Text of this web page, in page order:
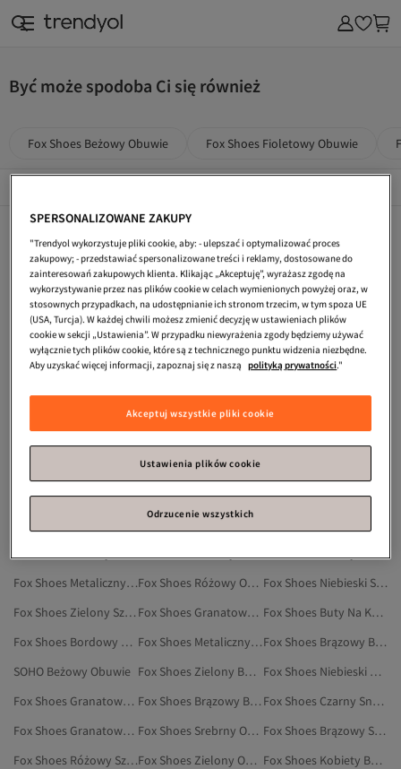
Być może spodoba Ci się również
Fox Shoes Beżowy Obuwie Fox Shoes Fioletowy Obuwie
Fox Shoes Fioletowy Buty Na Co Dzień
Fox Shoes Beżowy Sandały
Fox Shoes Czerwony Szpilki
Fox Shoes Beżowy Botki I Kozaki
Fox Shoes Brązowy Oksfordki
Fox Shoes Złoty Szpilki
Fox Shoes Szary Obuwie
Trendyol Shoes Beżowy ObuwieFox Shoes Żółty Szpilki
Fox Shoes Szpilki
Fox Shoes Kobiety Buty Na Koturnie
Fox Shoes Czarny Szpilki
Trendyol Shoes Fioletowy Obuwie
Fox Shoes Czerwony Buty Na Co Dzień
Fox Shoes Biały Szpilki
Fox Shoes Beżowy Sandały I Kapcie
Fox Shoes Metaliczny Obuwie
Fox Shoes Różowy Obuwie
Fox Shoes Niebieski Szpilki
Fox Shoes Zielony Szpilki
Fox Shoes Granatowy Buty Na Koturnie
Fox Shoes Buty Na Koturnie
Fox Shoes Bordowy Szpilki
Fox Shoes Metaliczny Szpilki
Fox Shoes Brązowy Baleriny
SOHO Beżowy Obuwie
Fox Shoes Zielony Buty Na Co Dzień
Fox Shoes Niebieski Obuwie
Fox Shoes Granatowy Szpilki
Fox Shoes Brązowy Botki
Fox Shoes Czarny Sneakersy
Fox Shoes Granatowy Obuwie
Fox Shoes Srebrny Obuwie
Fox Shoes Brązowy Sneakersy
Fox Shoes Różowy Szpilki
Fox Shoes Zielony Obuwie
Fox Shoes Kobiety Botki
SPERSONALIZOWANE ZAKUPY
"Trendyol wykorzystuje pliki cookie, aby: - ulepszać i optymalizować proces
zakupowy; - przedstawiać spersonalizowane treści i reklamy, dostosowane do
zainteresowań zakupowych klienta. Klikając „Akceptuję”, wyrażasz zgodę na
wykorzystywanie przez nas plików cookie w celach wymienionych powyżej oraz, w
stosownych przypadkach, na udostępnianie ich stronom trzecim, w tym spoza UE
(USA, Turcja). W każdej chwili możesz zmienić decyzję w ustawieniach plików
cookie w sekcji „Ustawienia”. W przypadku niewyrażenia zgody będziemy używać
wyłącznie tych plików cookie, które są z technicznego punktu widzenia niezbędne.
Aby uzyskać więcej informacji, zapoznaj się z naszą polityką prywatności."
Akceptuj wszystkie pliki cookie
Ustawienia plików cookie
Odrzucenie wszystkich